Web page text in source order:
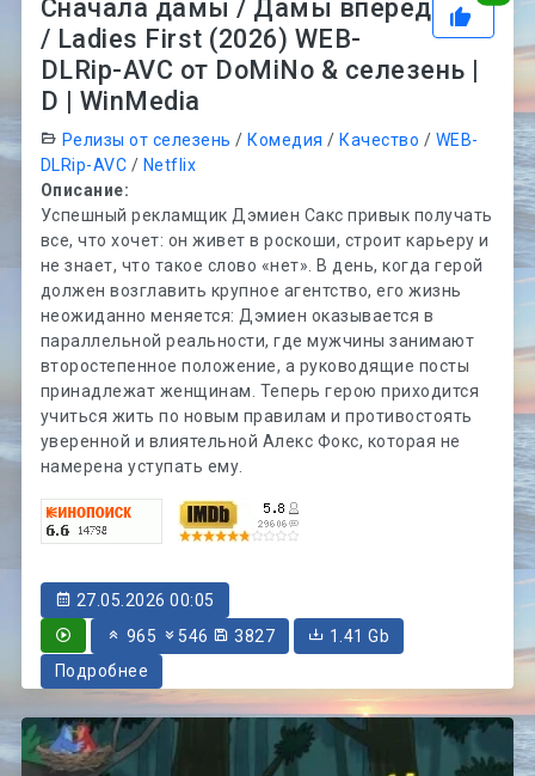
Сначала дамы / Дамы вперед
/ Ladies First (2026) WEB-
DLRip-AVC от DoMiNo & селезень |
D | WinMedia
Релизы от селезень / Комедия / Качество / WEB-
DLRip-AVC / Netflix
Описание:
Успешный рекламщик Дэмиен Сакс привык получать
все, что хочет: он живет в роскоши, строит карьеру и
не знает, что такое слово «нет». В день, когда герой
должен возглавить крупное агентство, его жизнь
неожиданно меняется: Дэмиен оказывается в
параллельной реальности, где мужчины занимают
второстепенное положение, а руководящие посты
принадлежат женщинам. Теперь герою приходится
учиться жить по новым правилам и противостоять
уверенной и влиятельной Алекс Фокс, которая не
намерена уступать ему.
27.05.2026 00:05
965
546 3827
1.41 Gb
Подробнее